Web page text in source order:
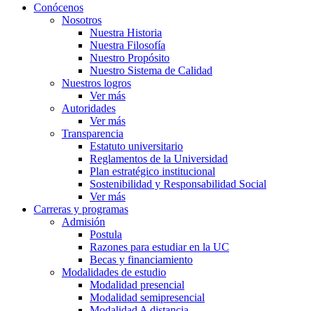
search
Menu
Conócenos
Nosotros
Nuestra Historia
Nuestra Filosofía
Nuestro Propósito
Nuestro Sistema de Calidad
Nuestros logros
Ver más
Autoridades
Ver más
Transparencia
Estatuto universitario
Reglamentos de la Universidad
Plan estratégico institucional
Sostenibilidad y Responsabilidad Social
Ver más
Carreras y programas
Admisión
Postula
Razones para estudiar en la UC
Becas y financiamiento
Modalidades de estudio
Modalidad presencial
Modalidad semipresencial